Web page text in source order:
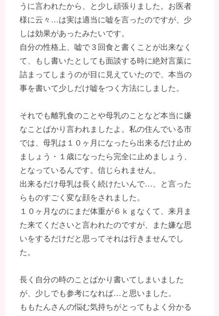
うに言われたから、と少し頑張りました。お医者
様に云々…は実は適当に嘘を言ったのですが、少
しは効果があったみたいです。
自分の性格上、嘘で３回食と書くことが出来なく
て、もし書いたとしても面談する時に絶対言葉に
詰まってしまうのが目に見えていたので、本当の
事を書いて少しだけ嘘をつく方法にしました。
それでも離乳食のことや母乳のことなど本当に嫌
なことばかり言われましたよ。私の住んでいる市
では、母乳は１０ヶ月になったら出来るだけ止め
ましょう・１歳になったら完全に止めましょう、
となっているんです。信じられません。
出来るだけ母乳は長く続けたいんで…、と言った
らものすごく変な顔をされました。
１０ヶ月なのにまだ体重が６ｋｇなくて、来月ま
た来てくださいと言われたのですが、また嫌な思
いをするだけだと思ってそれは行きませんでし
た。
長く自分の時のことばかり書いてしまいました
が、少しでも参考になれば…と思いました。
ももたんさんの悩む気持ちがとってもよく分かる